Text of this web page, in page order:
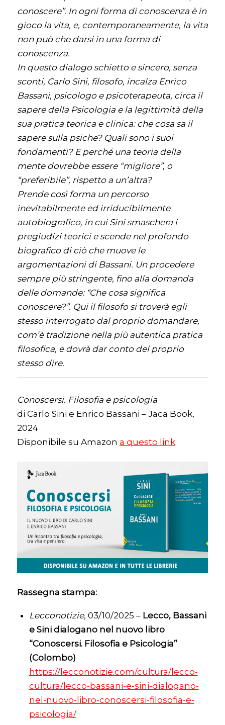
conoscere”. In ogni forma di conoscenza è in
gioco la vita, e, contemporaneamente, la vita
non può che darsi in una forma di
conoscenza.
In questo dialogo schietto e sincero, senza
sconti, Carlo Sini, filosofo, incalza Enrico
Bassani, psicologo e psicoterapeuta, circa il
sapere della Psicologia e la legittimità della
sua pratica teorica e clinica: che cosa sa il
sapere sulla psiche? Quali sono i suoi
fondamenti? E perché una teoria della
mente dovrebbe essere “migliore”, o
“preferibile”, rispetto a un’altra?
Prende così forma un percorso
inevitabilmente ed irriducibilmente
autobiografico, in cui Sini smaschera i
pregiudizi teorici e scende nel profondo
biografico di ciò che muove le
argomentazioni di Bassani. Un procedere
sempre più stringente, fino alla domanda
delle domande: “Che cosa significa
conoscere?”. Qui il filosofo si troverà egli
stesso interrogato dal proprio domandare,
com’è tradizione nella più autentica pratica
filosofica, e dovrà dar conto del proprio
stesso dire.
Conoscersi. Filosofia e psicologia
di Carlo Sini e Enrico Bassani – Jaca Book,
2024
Disponibile su Amazon a questo link.
Rassegna stampa:
Lecconotizie, 03/10/2025 – Lecco, Bassani
e Sini dialogano nel nuovo libro
“Conoscersi. Filosofia e Psicologia”
(Colombo)
https://lecconotizie.com/cultura/lecco-
cultura/lecco-bassani-e-sini-dialogano-
nel-nuovo-libro-conoscersi-filosofia-e-
psicologia/